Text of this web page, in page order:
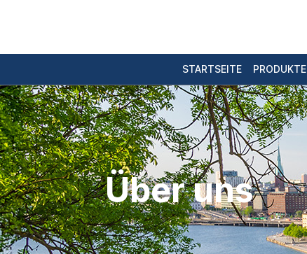
STARTSEITE PRODUKTE
Über uns